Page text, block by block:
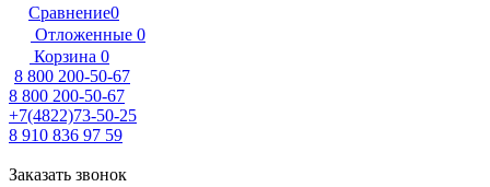
Сравнение0
Отложенные 0
Корзина 0
8 800 200-50-67
8 800 200-50-67
+7(4822)73-50-25
8 910 836 97 59
Заказать звонок